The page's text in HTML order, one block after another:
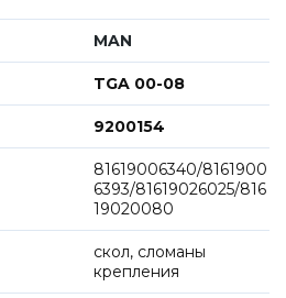
MAN
TGA 00-08
9200154
81619006340/8161900
6393/81619026025/816
19020080
скол, сломаны
крепления